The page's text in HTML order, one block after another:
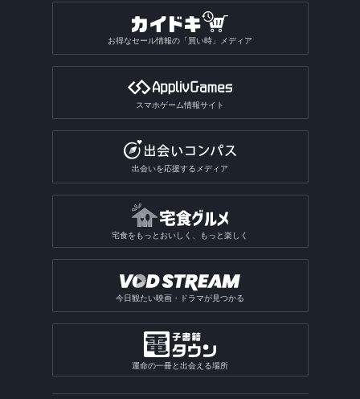
お得なセール情報の「買い時」メディア
スマホゲーム情報サイト
出会いを応援するメディア
宅食をもっとおいしく、もっと楽しく
今日観たい映画・ドラマが見つかる
運命の一冊と出会える場所